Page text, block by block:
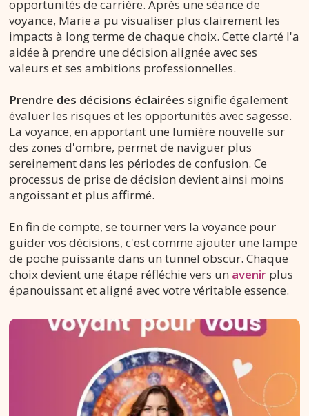
opportunités de carrière. Après une séance de
voyance, Marie a pu visualiser plus clairement les
impacts à long terme de chaque choix. Cette clarté l'a
aidée à prendre une décision alignée avec ses
valeurs et ses ambitions professionnelles.
Prendre des décisions éclairées signifie également
évaluer les risques et les opportunités avec sagesse.
La voyance, en apportant une lumière nouvelle sur
des zones d'ombre, permet de naviguer plus
sereinement dans les périodes de confusion. Ce
processus de prise de décision devient ainsi moins
angoissant et plus affirmé.
En fin de compte, se tourner vers la voyance pour
guider vos décisions, c'est comme ajouter une lampe
de poche puissante dans un tunnel obscur. Chaque
choix devient une étape réfléchie vers un avenir plus
épanouissant et aligné avec votre véritable essence.